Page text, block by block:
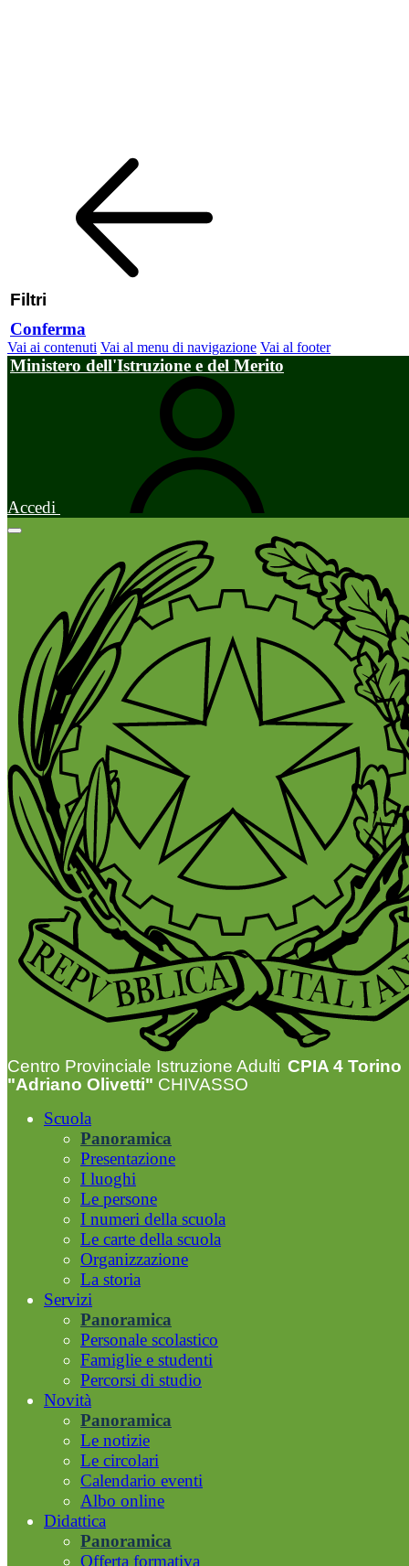
Filtri
Conferma
Vai ai contenuti Vai al menu di navigazione Vai al footer
Ministero dell'Istruzione e del Merito
Accedi
Centro Provinciale Istruzione Adulti CPIA 4 Torino
"Adriano Olivetti" CHIVASSO
Scuola
Panoramica
Presentazione
I luoghi
Le persone
I numeri della scuola
Le carte della scuola
Organizzazione
La storia
Servizi
Panoramica
Personale scolastico
Famiglie e studenti
Percorsi di studio
Novità
Panoramica
Le notizie
Le circolari
Calendario eventi
Albo online
Didattica
Panoramica
Offerta formativa